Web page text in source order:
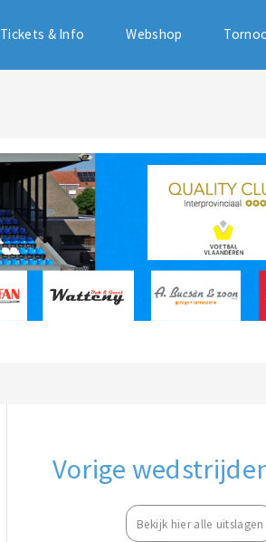
Tickets & Info Webshop
Vorige
Bekijk hier alle uitslagen